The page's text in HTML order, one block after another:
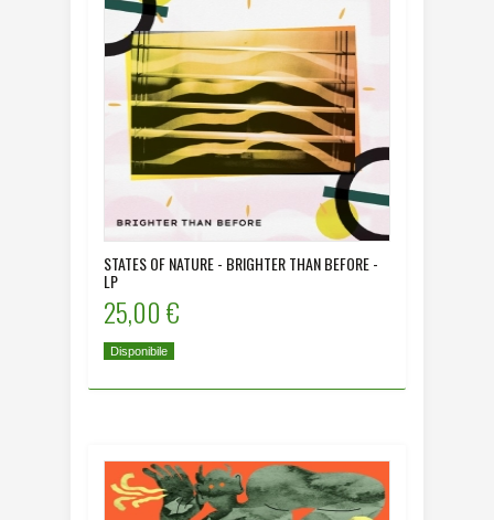
STATES OF NATURE - BRIGHTER THAN BEFORE -
LP
25,00 €
Disponibile